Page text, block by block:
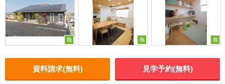
資料請求(無料) 見学予約(無料)